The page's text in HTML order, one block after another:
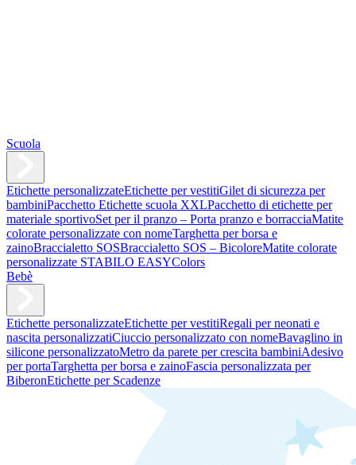
Scuola
Etichette personalizzateEtichette per vestitiGilet di sicurezza per
bambiniPacchetto Etichette scuola XXLPacchetto di etichette per
materiale sportivoSet per il pranzo – Porta pranzo e borracciaMatite
colorate personalizzate con nomeTarghetta per borsa e
zainoBraccialetto SOSBraccialetto SOS – BicoloreMatite colorate
personalizzate STABILO EASYColors
Bebè
Etichette personalizzateEtichette per vestitiRegali per neonati e
nascita personalizzatiCiuccio personalizzato con nomeBavaglino in
silicone personalizzatoMetro da parete per crescita bambiniAdesivo
per portaTarghetta per borsa e zainoFascia personalizzata per
BiberonEtichette per Scadenze